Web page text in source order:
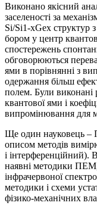
Виконано якісний
заселеності за
Si/Si1-xGex структур
бором у центр
спостережень
обговорюються
ями в порівнянні з
одержання більш
полем. Були виконані
квантової ями і
випромінювання для
Ще один науковець –
описом методів
і інтерференційний).
наявні методики
інфрачервоної
методики і схеми
фізико-механічних